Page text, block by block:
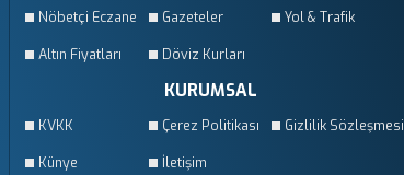
Nöbetçi Eczane Gazeteler Yol & Trafik
Altın Fiyatları Döviz Kurları
KURUMSAL
KVKK Çerez Politikası Gizlilik Sözleşmesi
Künye İletişim